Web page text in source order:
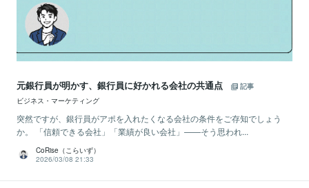
元銀行員が明かす、銀行員に好かれる会社の共通点
記事
ビジネス・マーケティング
突然ですが、銀行員がアポを入れたくなる会社の条件をご存知でしょう
か。 「信頼できる会社」「業績が良い会社」——そう思われ...
CoRise（こらいず）
2026/03/08 21:33